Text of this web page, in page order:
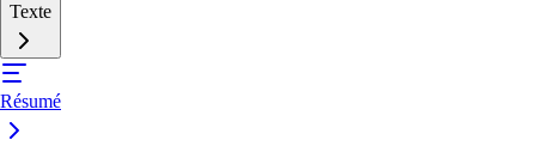
Texte
Résumé